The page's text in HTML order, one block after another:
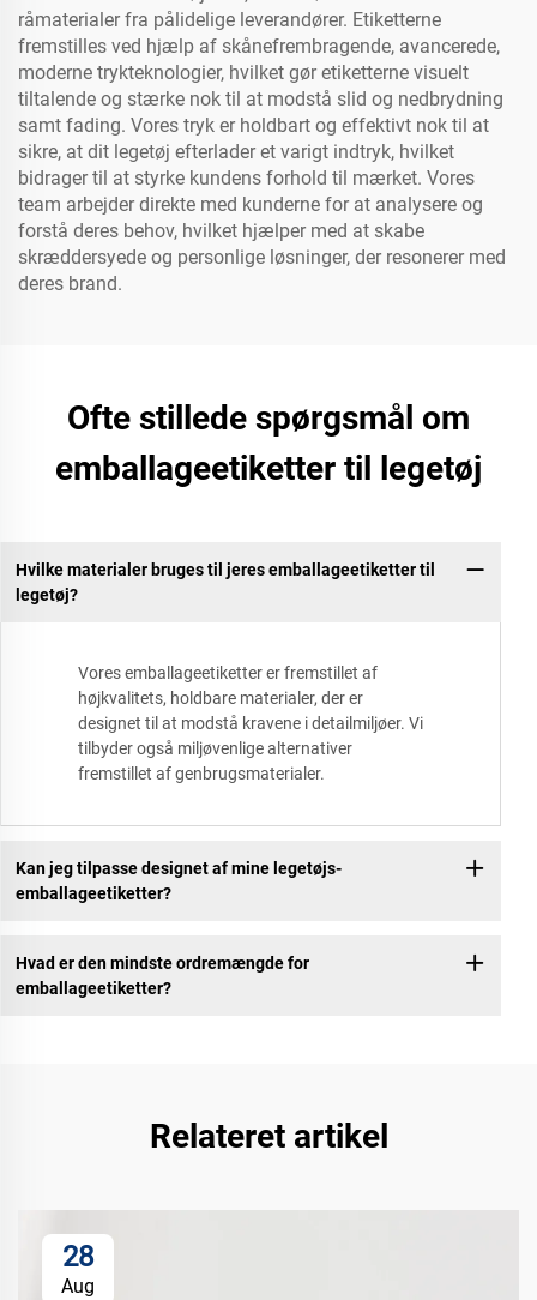
råmaterialer fra pålidelige leverandører. Etiketterne
fremstilles ved hjælp af skånefrembragende, avancerede,
moderne trykteknologier, hvilket gør etiketterne visuelt
tiltalende og stærke nok til at modstå slid og nedbrydning
samt fading. Vores tryk er holdbart og effektivt nok til at
sikre, at dit legetøj efterlader et varigt indtryk, hvilket
bidrager til at styrke kundens forhold til mærket. Vores
team arbejder direkte med kunderne for at analysere og
forstå deres behov, hvilket hjælper med at skabe
skræddersyede og personlige løsninger, der resonerer med
deres brand.
Ofte stillede spørgsmål om
emballageetiketter til legetøj
Hvilke materialer bruges til jeres emballageetiketter til
legetøj?
Vores emballageetiketter er fremstillet af
højkvalitets, holdbare materialer, der er
designet til at modstå kravene i detailmiljøer. Vi
tilbyder også miljøvenlige alternativer
fremstillet af genbrugsmaterialer.
Kan jeg tilpasse designet af mine legetøjs-
emballageetiketter?
Hvad er den mindste ordremængde for
emballageetiketter?
Relateret artikel
28
Aug